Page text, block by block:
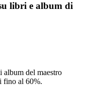
libri e album di
del maestro
fino al 60%.